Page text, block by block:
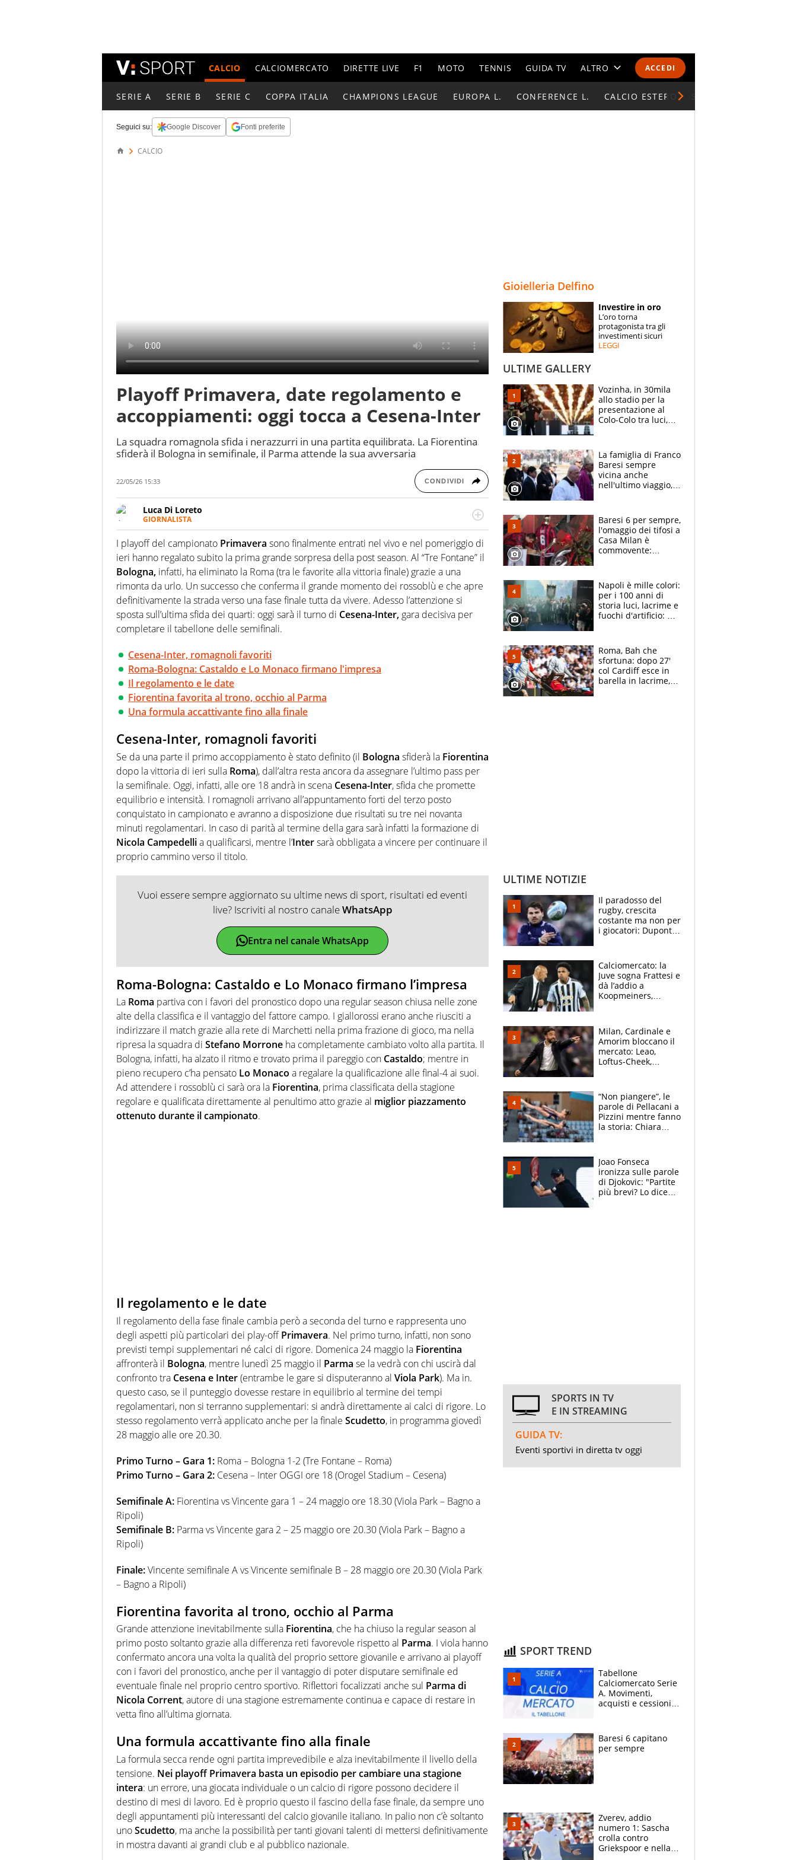
ACCEDI
CALCIO CALCIOMERCATO DIRETTE LIVE F1 MOTO TENNIS GUIDA TV ALTRO
CALENDARI E CLASSIFICHE
ESPERTI
CONTATTI
SERIE A SERIE B SERIE C COPPA ITALIA CHAMPIONS LEAGUE EUROPA L. CONFERENCE L. CALCIO ESTERO
Seguici su: Google Discover Fonti preferite
CALCIO
Playoff Primavera, date regolamento e
accoppiamenti: oggi tocca a Cesena-Inter
La squadra romagnola sfida i nerazzurri in una partita equilibrata. La Fiorentina
sfiderà il Bologna in semifinale, il Parma attende la sua avversaria
22/05/26 15:33 CONDIVIDI
Luca Di Loreto
GIORNALISTA
Giornalista pubblicista, appassionato di sport ma calcio e tennis restano un capitolo
ineguagliabile. Ho capito che il calcio è una cosa seria quando ho pianto nel giorno in
cui Del Piero ha smesso di giocare. Ho scoperto che dopo Federer e Nadal il tennis ha
vita ancora lunga quando un giovanissimo italiano fulvo di 19 anni - era il 2020 -
esultava a Sofia per la prima volta in carriera
I playoff del campionato Primavera sono finalmente entrati nel vivo e nel pomeriggio di
ieri hanno regalato subito la prima grande sorpresa della post season. Al “Tre Fontane” il
Bologna, infatti, ha eliminato la Roma (tra le favorite alla vittoria finale) grazie a una
rimonta da urlo. Un successo che conferma il grande momento dei rossoblù e che apre
definitivamente la strada verso una fase finale tutta da vivere. Adesso l’attenzione si
sposta sull’ultima sfida dei quarti: oggi sarà il turno di Cesena-Inter, gara decisiva per
completare il tabellone delle semifinali.
Cesena-Inter, romagnoli favoriti
Roma-Bologna: Castaldo e Lo Monaco firmano l'impresa
Il regolamento e le date
Fiorentina favorita al trono, occhio al Parma
Una formula accattivante fino alla finale
Cesena-Inter, romagnoli favoriti
Se da una parte il primo accoppiamento è stato definito (il Bologna sfiderà la Fiorentina
dopo la vittoria di ieri sulla Roma), dall’altra resta ancora da assegnare l’ultimo pass per
la semifinale. Oggi, infatti, alle ore 18 andrà in scena Cesena-Inter, sfida che promette
equilibrio e intensità. I romagnoli arrivano all’appuntamento forti del terzo posto
conquistato in campionato e avranno a disposizione due risultati su tre nei novanta
minuti regolamentari. In caso di parità al termine della gara sarà infatti la formazione di
Nicola Campedellia qualificarsi, mentre l’Intersarà obbligata a vincere per continuare il
proprio cammino verso il titolo.
Vuoi essere sempre aggiornato su ultime news di sport, risultati ed eventi
live? Iscriviti al nostro canaleWhatsApp
Entra nel canale WhatsApp
Roma-Bologna: Castaldo e Lo Monaco firmano l’impresa
La Roma partiva con i favori del pronostico dopo una regular season chiusa nelle zone
alte della classifica e il vantaggio del fattore campo. I giallorossi erano anche riusciti a
indirizzare il match grazie alla rete di Marchetti nella prima frazione di gioco, ma nella
ripresa la squadra di Stefano Morrone ha completamente cambiato volto alla partita. Il
Bologna, infatti, ha alzato il ritmo e trovato prima il pareggio con Castaldo; mentre in
pieno recupero c’ha pensato Lo Monaco a regalare la qualificazione alle final-4 ai suoi.
Ad attendere i rossoblù ci sarà ora la Fiorentina, prima classificata della stagione
regolare e qualificata direttamente al penultimo atto grazie al miglior piazzamento
ottenuto durante il campionato.
Il regolamento e le date
Il regolamento della fase finale cambia però a seconda del turno e rappresenta uno
degli aspetti più particolari dei play-offPrimavera. Nel primo turno, infatti, non sono
previsti tempi supplementari né calci di rigore. Domenica 24 maggio la Fiorentina
affronterà il Bologna, mentre lunedì 25 maggio il Parma se la vedrà con chi uscirà dal
confronto tra Cesena e Inter(entrambe le gare si disputeranno al Viola Park). Ma in.
questo caso, se il punteggio dovesse restare in equilibrio al termine dei tempi
regolamentari, non si terranno supplementari: si andrà direttamente ai calci di rigore. Lo
stesso regolamento verrà applicato anche per la finale Scudetto, in programma giovedì
28 maggio alle ore 20.30.
Primo Turno – Gara 1: Roma – Bologna 1-2 (Tre Fontane – Roma)
Primo Turno – Gara 2: Cesena – Inter OGGI ore 18 (Orogel Stadium – Cesena)
Semifinale A: Fiorentina vs Vincente gara 1 – 24 maggio ore 18.30 (Viola Park – Bagno a
Ripoli)
Semifinale B: Parma vs Vincente gara 2 – 25 maggio ore 20.30 (Viola Park – Bagno a
Ripoli)
Finale:Vincente semifinale A vs Vincente semifinale B – 28 maggio ore 20.30 (Viola Park
– Bagno a Ripoli)
Fiorentina favorita al trono, occhio al Parma
Grande attenzione inevitabilmente sulla Fiorentina, che ha chiuso la regular season al
primo posto soltanto grazie alla differenza reti favorevole rispetto al Parma. I viola hanno
confermato ancora una volta la qualità del proprio settore giovanile e arrivano ai playoff
con i favori del pronostico, anche per il vantaggio di poter disputare semifinale ed
eventuale finale nel proprio centro sportivo. Riflettori focalizzati anche sul Parma di
Nicola Corrent, autore di una stagione estremamente continua e capace di restare in
vetta fino all’ultima giornata.
Una formula accattivante fino alla finale
La formula secca rende ogni partita imprevedibile e alza inevitabilmente il livello della
tensione. Nei playoff Primavera basta un episodio per cambiare una stagione
intera: un errore, una giocata individuale o un calcio di rigore possono decidere il
destino di mesi di lavoro. Ed è proprio questo il fascino della fase finale, da sempre uno
degli appuntamenti più interessanti del calcio giovanile italiano. In palio non c’è soltanto
unoScudetto, ma anche la possibilità per tanti giovani talenti di mettersi definitivamente
in mostra davanti ai grandi club e al pubblico nazionale.
Gioielleria Delfino
Investire in oro
L’oro torna
protagonista tra gli
investimenti sicuri
LEGGI
ULTIME GALLERY
Vozinha, in 30mila
allo stadio per la
presentazione al
Colo-Colo tra luci,
La famiglia di Franco
Baresi sempre
vicina anche
nell'ultimo viaggio,
circondati
dall'affetto dei tifosi
Baresi 6 per sempre,
l'omaggio dei tifosi a
Casa Milan è
commovente:
bigliettini
Napoli è mille colori:
per i 100 anni di
storia luci, lacrime e
fuochi d'artificio: De
Roma, Bah che
sfortuna: dopo 27'
col Cardiff esce in
barella in lacrime,
ULTIME NOTIZIE
Il paradosso del
rugby, crescita
costante ma non per
i giocatori: Dupont
solo 1,4 milioni
all'anno
Calciomercato: la
Juve sogna Frattesi e
dà l’addio a
Koopmeiners,
scatenata
Milan, Cardinale e
Amorim bloccano il
mercato: Leao,
Loftus-Cheek,
Soulè e Osorio nel
mirino
“Non piangere”, le
parole di Pellacani a
Pizzini mentre fanno
la storia: Chiara
Joao Fonseca
ironizza sulle parole
di Djokovic: "Partite
più brevi? Lo dice
SPORTS IN TV
E IN STREAMING
GUIDA TV:
Eventi sportivi in diretta tv oggi
SPORT TREND
Tabellone
Calciomercato Serie
A. Movimenti,
acquisti e cessioni:
Baresi 6 capitano
per sempre
Zverev, addio
numero 1: Sascha
crolla contro
Griekspoor e nella